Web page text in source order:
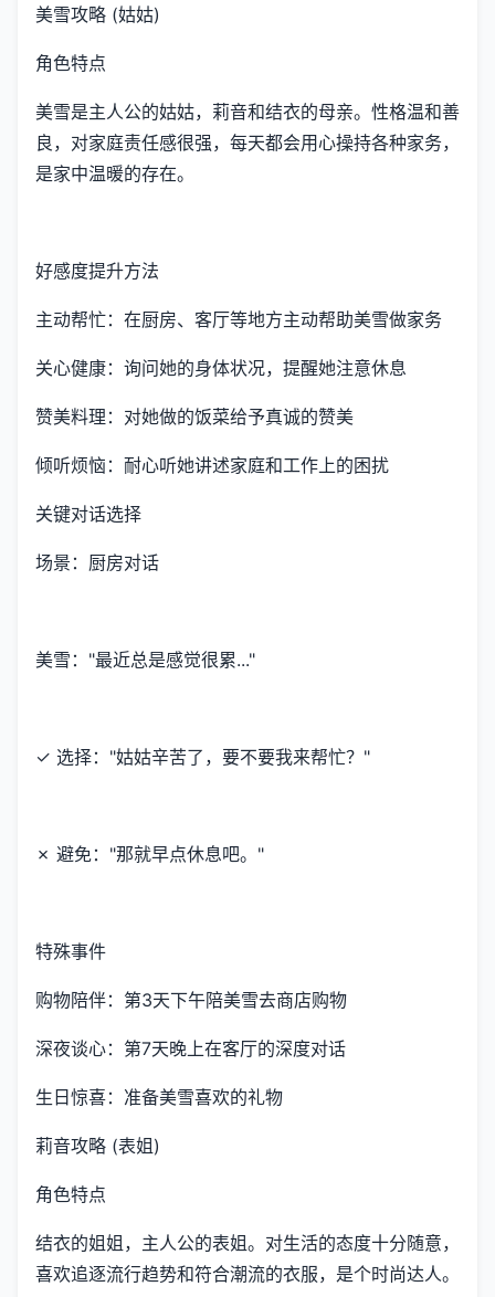
美雪攻略 (姑姑)
角色特点
美雪是主人公的姑姑，莉音和结衣的母亲。性格温和善
良，对家庭责任感很强，每天都会用心操持各种家务，
是家中温暖的存在。
好感度提升方法
主动帮忙：在厨房、客厅等地方主动帮助美雪做家务
关心健康：询问她的身体状况，提醒她注意休息
赞美料理：对她做的饭菜给予真诚的赞美
倾听烦恼：耐心听她讲述家庭和工作上的困扰
关键对话选择
场景：厨房对话
美雪："最近总是感觉很累..."
✓ 选择："姑姑辛苦了，要不要我来帮忙？"
✗ 避免："那就早点休息吧。"
特殊事件
购物陪伴：第3天下午陪美雪去商店购物
深夜谈心：第7天晚上在客厅的深度对话
生日惊喜：准备美雪喜欢的礼物
莉音攻略 (表姐)
角色特点
结衣的姐姐，主人公的表姐。对生活的态度十分随意，
喜欢追逐流行趋势和符合潮流的衣服，是个时尚达人。